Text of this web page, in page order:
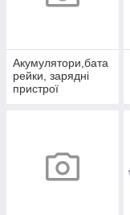
Акумулятори,бата
рейки, зарядні
пристрої